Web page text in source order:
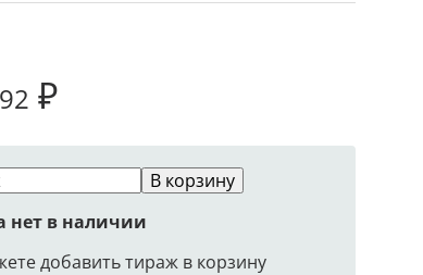
₽
В корзину
нет в наличии
добавить тираж в корзину